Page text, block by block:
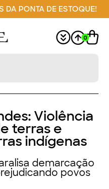
DA PONTA DE ESTOQUE!
0
Violência
terras e
indígenas
demarcação
povos